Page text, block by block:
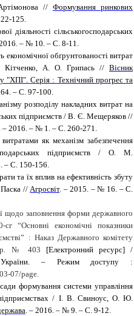
// Формування ринкових
125.
діяльності сільськогосподарських
– № 10. – С. 8-11.
економічної обґрунтованості витрат
А. О. Грипась // Вісник
"ХПІ". Серія : Технічний прогрес та
– С. 97-100.
розподілу накладних витрат на
підприємств / В. Є. Мещеряков //
. – 2016. – № 1. – С. 260-271.
як механізм забезпечення
підприємств / О. М.
– С. 150-156.
та їх вплив на ефективність збуту
Паска //Агросвіт. – 2015. – № 16. – С.
щодо заповнення форми державного
“Основні економічні показники
: Наказ Державного комітету
р. № 403 [Електронний ресурс] /
України. – Режим доступу :
07/page.
формування системи управління
підприємствах / І. В. Свиноус, О. Ю.
. – 2016. – № 9. – С. 9-12.